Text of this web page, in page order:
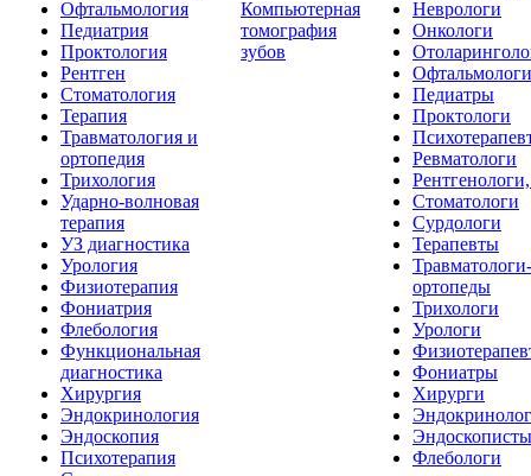
Офтальмология
Педиатрия
Проктология
Рентген
Стоматология
Терапия
Травматология и
ортопедия
Трихология
Ударно-волновая
терапия
УЗ диагностика
Урология
Физиотерапия
Фониатрия
Флебология
Функциональная
диагностика
Хирургия
Эндокринология
Эндоскопия
Психотерапия
Компьютерная
томография
зубов
Неврологи
Онкологи
Офтальмологи
Педиатры
Проктологи
Ревматологи
Стоматологи
Сурдологи
Терапевты
Травматологи-
ортопеды
Трихологи
Урологи
Фониатры
Хирурги
Эндоскописты
Флебологи